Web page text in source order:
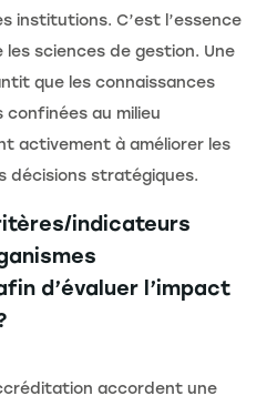
institutions. C’est l’essence
sciences de gestion. Une
que les connaissances
au milieu
activement à améliorer les
décisions stratégiques.
indicateurs
d’évaluer l’impact
accordent une